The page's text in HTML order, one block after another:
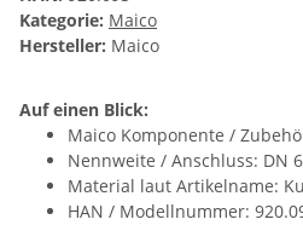
Kategorie: Maico
Hersteller: Maico
Auf einen Blick:
Maico Komponente /
Nennweite / Anschluss: DN
Material laut Artikelname:
HAN / Modellnummer: